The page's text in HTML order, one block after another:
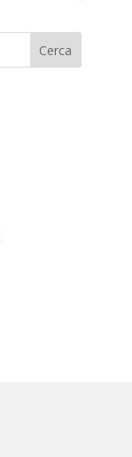
Cerca